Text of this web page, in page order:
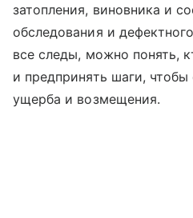
затопления, виновника и
обследования и
все следы, можно понять,
и предпринять шаги,
ущерба и возмещения.